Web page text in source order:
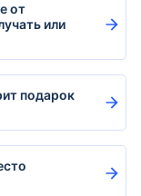
от
или
подарок